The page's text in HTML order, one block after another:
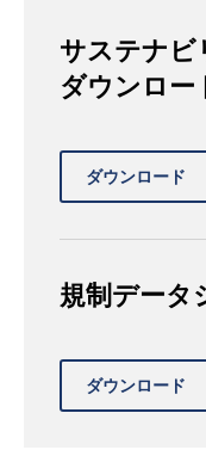
サステナビ
ダウンロー
規制データ